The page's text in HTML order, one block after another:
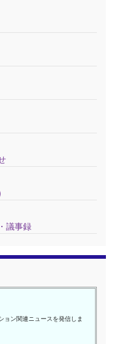
議事録
ョン関連ニュースを発信しま